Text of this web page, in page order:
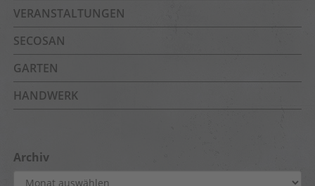
VERANSTALTUNGEN
SECOSAN
GARTEN
HANDWERK
Archiv
Archiv